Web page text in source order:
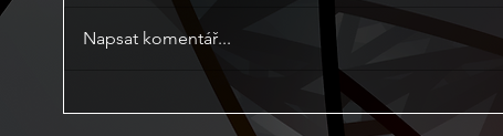
Napsat komentář...